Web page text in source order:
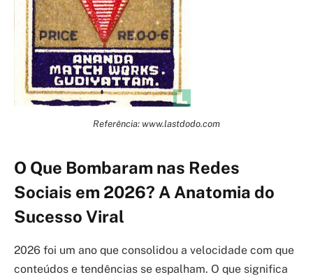
Referência: www.lastdodo.com
O Que Bombaram nas Redes
Sociais em 2026? A Anatomia do
Sucesso Viral
2026 foi um ano que consolidou a velocidade com que
conteúdos e tendências se espalham. O que significa